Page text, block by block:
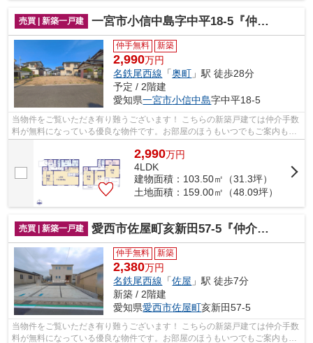
売買 | 新築一戸建 一宮市小信中島字中平18-5『仲介料無料』新築戸建て
仲手無料 新築
2,990万円
名鉄尾西線 「奥町 」駅 徒歩28分
予定 / 2階建
愛知県一宮市小信中島字中平18-5
当物件をご覧いただき有り難うございます！ こちらの新築戸建ては仲介手数
料が無料になっている優良な物件です。お部屋のほうもいつでもご案内もさ
せて頂きますのでお気軽にお問合せ下...
2,990万円
4LDK
建物面積：103.50㎡（31.3坪）
土地面積：159.00㎡（48.09坪）
売買 | 新築一戸建 愛西市佐屋町亥新田57-5『仲介料無料』新築戸建て
仲手無料 新築
2,380万円
名鉄尾西線 「佐屋 」駅 徒歩7分
新築 / 2階建
愛知県愛西市佐屋町亥新田57-5
当物件をご覧いただき有り難うございます！ こちらの新築戸建ては仲介手数
料が無料になっている優良な物件です。お部屋のほうもいつでもご案内もさ